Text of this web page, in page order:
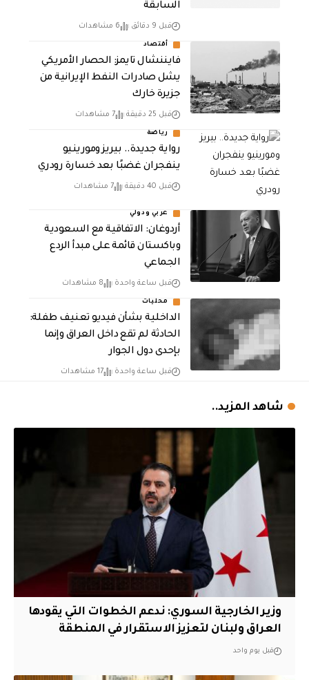
السابقة
قبل 9 دقائق 6 مشاهدات
أقتصاد
فايننشال تايمز: الحصار الأمريكي
يشل صادرات النفط الإيرانية من
جزيرة خارك
قبل 25 دقيقة 7 مشاهدات
رياضة
رواية جديدة.. بيريز ومورينيو
ينفجران غضبًا بعد خسارة رودري
قبل 40 دقيقة 7 مشاهدات
عربي ودولي
أردوغان: الاتفاقية مع السعودية
وباكستان قائمة على مبدأ الردع
الجماعي
قبل ساعة واحدة 8 مشاهدات
محليات
الداخلية بشأن فيديو تعنيف طفلة:
الحادثة لم تقع داخل العراق وإنما
بإحدى دول الجوار
قبل ساعة واحدة 17 مشاهدات
شاهد المزيد..
وزير الخارجية السوري: ندعم الخطوات التي يقودها
العراق ولبنان لتعزيز الاستقرار في المنطقة
قبل يوم واحد